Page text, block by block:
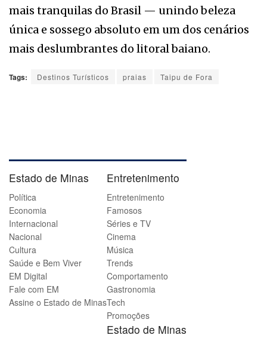
mais tranquilas do Brasil — unindo beleza
única e sossego absoluto em um dos cenários
mais deslumbrantes do litoral baiano.
Tags: Destinos Turísticos praias Taipu de Fora
Estado de Minas
Política
Economia
Internacional
Nacional
Cultura
Saúde e Bem Viver
EM Digital
Fale com EM
Assine o Estado de Minas
Entretenimento
Entretenimento
Famosos
Séries e TV
Cinema
Música
Trends
Comportamento
Gastronomia
Tech
Promoções
Estado de Minas